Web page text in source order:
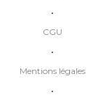
•
Mentions légales
•
CGU
•